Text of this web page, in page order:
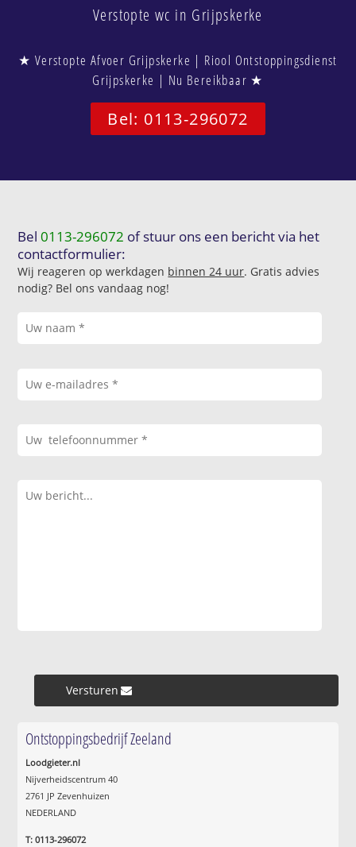
Verstopte wc in Grijpskerke
★ Verstopte Afvoer Grijpskerke | Riool Ontstoppingsdienst
Grijpskerke | Nu Bereikbaar ★
Bel: 0113-296072
Bel0113-296072 of stuur ons een bericht via het
contactformulier:
Wij reageren op werkdagen binnen 24 uur. Gratis advies
nodig? Bel ons vandaag nog!
Versturen »
Ontstoppingsbedrijf Zeeland
Loodgieter.nl
Nijverheidscentrum 40
2761 JP Zevenhuizen
NEDERLAND
T: 0113-296072